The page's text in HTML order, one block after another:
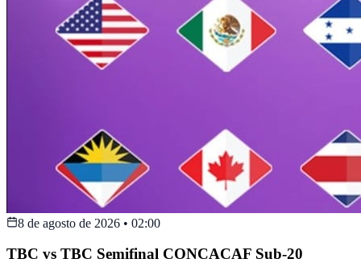
8 de agosto de 2026 • 02:00
TBC vs TBC Semifinal CONCACAF Sub-20